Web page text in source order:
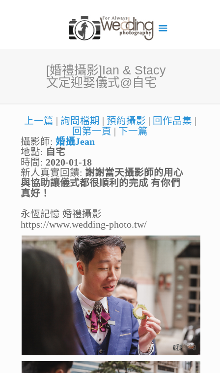
[婚禮攝影]Ian & Stacy
文定迎娶儀式@自宅
上一篇 詢問檔期 預約攝影 回作品集
回第一頁
下一篇
攝影師: 婚攝Jean
地點: 自宅
時間: 2020-01-18
新人真實回饋: 謝謝當天攝影師的用心
與協助讓儀式都很順利的完成 有你們
真好！
永恆記憶 婚禮攝影
https://www.wedding-photo.tw/